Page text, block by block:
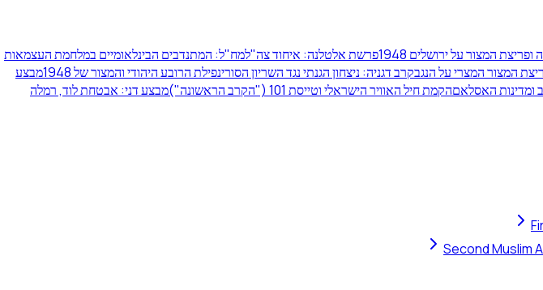
המצור על ירושלים 1948 פרשת אלטלנה: איחוד צה"למח"ל: המתנדבים הבינלאומיים במלחמת העצמאות
המצור המצרי על הנגבקרב דגניה: ניצחון הגנתי נגד השריון הסורינפילת הרובע היהודי והמצור של 1948
מבצע
ומדינות האסלאםהקמת חיל האוויר הישראלי וטייסת 101 ("הקרב הראשונה")
מבצע דני: אבטחת לוד, רמלה
Second Muslim